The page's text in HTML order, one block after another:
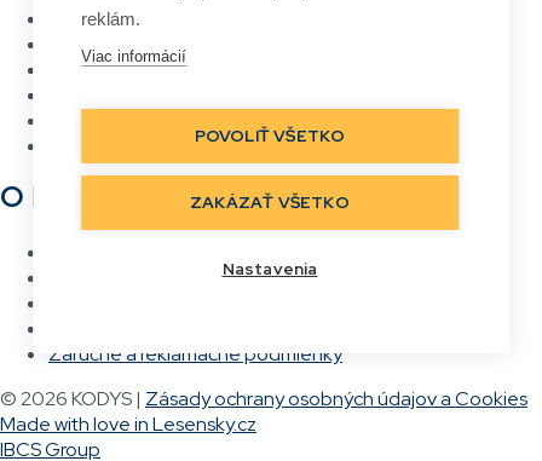
RFID
Čiarový kód
Bezdrôtové siete Wi-Fi
Real Time Location
O NÁS
Záručné a reklamačné podmienky
© 2026 KODYS | Zásady ochrany osobných údajov a Cookies
Made with love in Lesensky.cz
IBCS Group
reklám.
Viac informácií
POVOLIŤ VŠETKO
ZAKÁZAŤ VŠETKO
Nastavenia